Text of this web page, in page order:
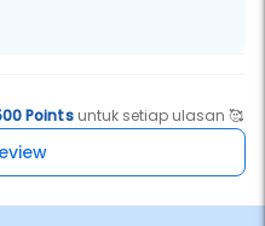
Pointsuntuk setiap ulasan 🥰